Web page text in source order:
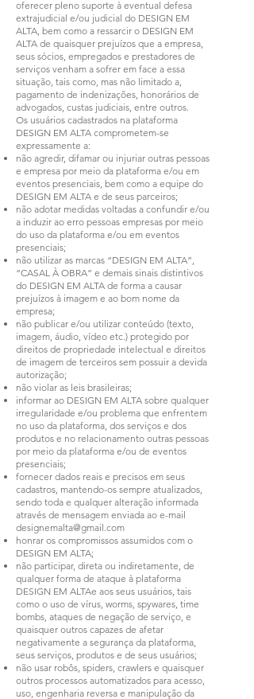
oferecer pleno suporte à eventual defesa
extrajudicial e/ou judicial do DESIGN EM
ALTA, bem como a ressarcir o DESIGN EM
ALTA de quaisquer prejuízos que a empresa,
seus sócios, empregados e prestadores de
serviços venham a sofrer em face a essa
situação, tais como, mas não limitado a,
pagamento de indenizações, honorários de
advogados, custas judiciais, entre outros.
Os usuários cadastrados na plataforma
DESIGN EM ALTA comprometem-se
expressamente a:
não agredir, difamar ou injuriar outras pessoas
e empresa por meio da plataforma e/ou em
eventos presenciais, bem como a equipe do
DESIGN EM ALTA e de seus parceiros;
não adotar medidas voltadas a confundir e/ou
a induzir ao erro pessoas empresas por meio
do uso da plataforma e/ou em eventos
presenciais;
não utilizar as marcas “DESIGN EM ALTA”,
“CASAL À OBRA” e demais sinais distintivos
do DESIGN EM ALTA de forma a causar
prejuízos à imagem e ao bom nome da
empresa;
não publicar e/ou utilizar conteúdo (texto,
imagem, áudio, vídeo etc.) protegido por
direitos de propriedade intelectual e direitos
de imagem de terceiros sem possuir a devida
autorização;
não violar as leis brasileiras;
informar ao DESIGN EM ALTA sobre qualquer
irregularidade e/ou problema que enfrentem
no uso da plataforma, dos serviços e dos
produtos e no relacionamento outras pessoas
por meio da plataforma e/ou de eventos
presenciais;
fornecer dados reais e precisos em seus
cadastros, mantendo-os sempre atualizados,
sendo toda e qualquer alteração informada
através de mensagem enviada ao e-mail
designemalta@gmail.com
honrar os compromissos assumidos com o
DESIGN EM ALTA;
não participar, direta ou indiretamente, de
qualquer forma de ataque à plataforma
DESIGN EM ALTAe aos seus usuários, tais
como o uso de vírus, worms, spywares, time
bombs, ataques de negação de serviço, e
quaisquer outros capazes de afetar
negativamente a segurança da plataforma,
seus serviços, produtos e de seus usuários;
não usar robôs, spiders, crawlers e quaisquer
outros processos automatizados para acesso,
uso, engenharia reversa e manipulação da